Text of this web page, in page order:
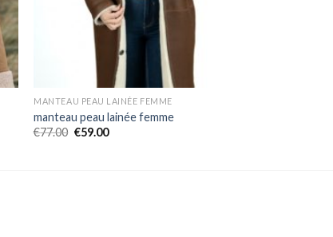
MANTEAU PEAU LAINÉE FEMME
manteau peau lainée femme
€77.00 €59.00